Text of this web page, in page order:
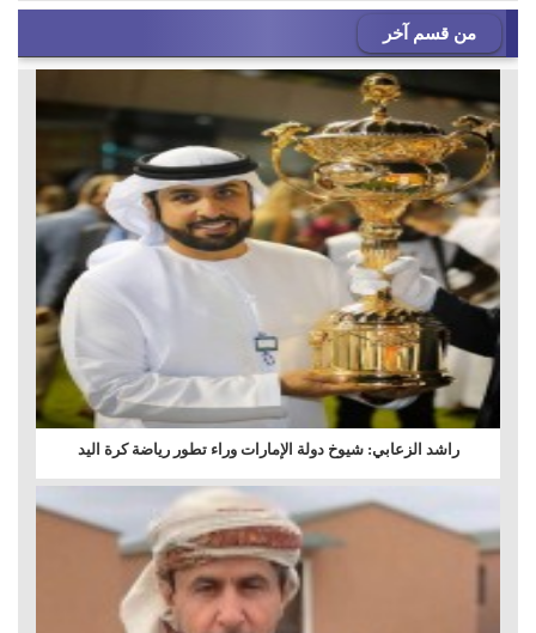
من قسم آخر
راشد الزعابي: شيوخ دولة الإمارات وراء تطور رياضة كرة اليد